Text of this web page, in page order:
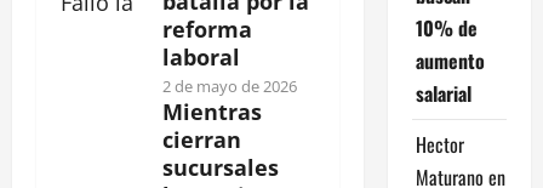
reforma
laboral
2 de mayo de 2026
Mientras
cierran
sucursales
10% de
aumento
salarial
Hector
Maturano en